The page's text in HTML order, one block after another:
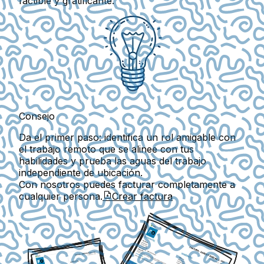
Consejo
Da el primer paso: identifica un rol amigable con
el trabajo remoto que se alinee con tus
habilidades y prueba las aguas del trabajo
independiente de ubicación.
Con nosotros puedes facturar completamente a
cualquier persona.
Crear factura